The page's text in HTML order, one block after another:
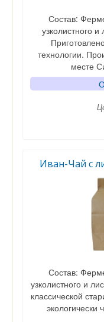
Состав:
узколистного и
технологии.
месте
Иван-Чай с
Состав:
узколистного и
классической